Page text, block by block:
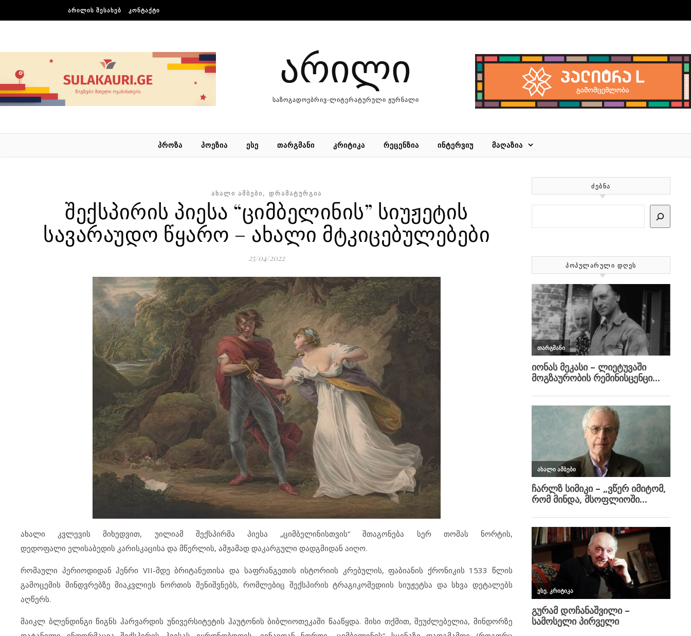
ᲐᲠᲘᲚᲘᲡ ᲨᲔᲡᲐᲮᲔᲑ ᲙᲝᲜᲢᲐᲥᲢᲘ
არილი
საზოგადოებრივ-ლიტერატურული ჟურნალი
ᲞᲠᲝᲖᲐ ᲞᲝᲔᲖᲘᲐ ᲔᲡᲔ ᲗᲐᲠᲒᲛᲐᲜᲘ ᲙᲠᲘᲢᲘᲙᲐ ᲠᲔᲪᲔᲜᲖᲘᲐ ᲘᲜᲢᲔᲠᲕᲘᲣ ᲛᲐᲦᲐᲖᲘᲐ
ᲐᲮᲐᲚᲘ ᲐᲛᲑᲔᲑᲘ, ᲓᲠᲐᲛᲐᲢᲣᲠᲒᲘᲐ
შექსპირის პიესა “ციმბელინის” სიუჟეტის
სავარაუდო წყარო – ახალი მტკიცებულებები
25/04/2022
ახალი კვლევის მიხედვით, უილიამ შექსპირმა პიესა „ციმბელინისთვის“ შთაგონება სერ თომას ნორტის,
დედოფალი ელისაბედის კარისკაცისა და მწერლის, ამჟამად დაკარგული დადგმიდან აიღო.
რომაული პერიოდიდან ჰენრი VII-მდე ბრიტანეთისა და საფრანგეთის ისტორიის კრებულის, ფაბიანის ქრონიკის 1533 წლის
გამოცემის მინდვრებზე მიაკვლიეს ნორთის შენიშვნებს, რომლებიც შექსპირის ტრაგიკომედიის სიუჟეტსა და სხვა დეტალებს
აღწერს.
მაიკლ ბლენდინგი წიგნს ჰარვარდის უნივერსიტეტის ჰაუტონის ბიბლიოთეკაში წააწყდა. მისი თქმით, შეუძლებელია, მინდორზე
ᲫᲔᲑᲜᲐ
ᲞᲝᲞᲣᲚᲐᲠᲣᲚᲘ ᲓᲦᲔᲡ